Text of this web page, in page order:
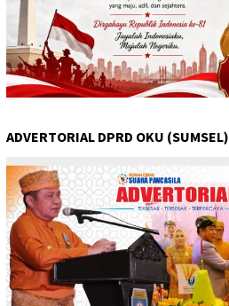
ADVERTORIAL DPRD OKU (SUMSEL)